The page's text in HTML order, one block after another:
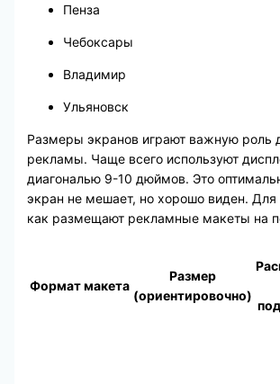
Пенза
Чебоксары
Владимир
Ульяновск
Размеры экранов играют важную роль
рекламы. Чаще всего используют
диагональю 9-10 дюймов. Это
экран не мешает, но хорошо виден. Для
как размещают рекламные макеты на
Формат макета
Размер
(ориентировочно)